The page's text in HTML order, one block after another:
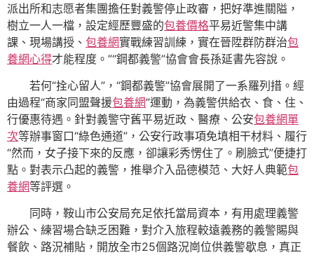
派出所和志愿者集團擔任對義警停止政審，把好準進關隘，
樹立一人一檔，設定經歷豐盛的包養價格平易近警集中講
課、現場講授、 包養網實戰練習訓練，實在晉陞群防群治包
養網心得才能程度。”“鋼都義警”協會會長孫延書先容說。
若何“拴心留人”，“鋼都義警”協會展開了一系羅列措。經
由過程“商家同盟聲援包養網”運動，為義警供給衣、食、住、
行優惠待遇。針對義警守舊平易近政、醫療、公安包養網單
次等辦事窗口“綠色通道”，公安行政事項免填相干材料、履行
“然而，女子接下來的反應，卻讓彩秀愣住了。刷臉式”便捷打
點。對表示凸起的義警，推舉介入品德模范、大好人典範包
養網等評選。
同時，鞍山市公安局充足依托當局資本，有用處理義警
辦公、練習場合缺乏困難，對介入旅程較遠義務的義警賜與
餐飲、路況補貼，開放全市25個路況崗位供義警歇息，真正